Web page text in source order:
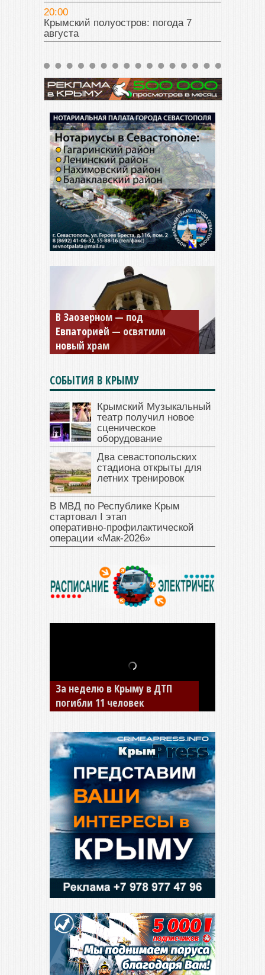
20:00
Крымский полуостров: погода 7
августа
В Заозерном — под
Евпаторией — освятили
новый храм
Мужской монастырь Косьмы
и Дамиана в Крыму вновь
открыт для посещения
СОБЫТИЯ В КРЫМУ
Крымский Музыкальный
театр получил новое
сценическое
оборудование
Два севастопольских
стадиона открыты для
летних тренировок
В МВД по Республике Крым
стартовал I этап
оперативно‑профилактической
операции «Мак‑2026»
За неделю в Крыму в ДТП
погибли 11 человек
В Джанкое водитель ВАЗа
сбил двух детей на «зебре»